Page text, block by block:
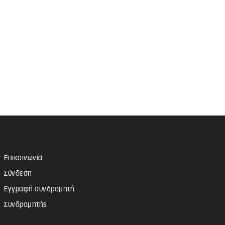
Επικοινωνία
Σύνδεση
Εγγραφή συνδρομητή
Συνδρομητής